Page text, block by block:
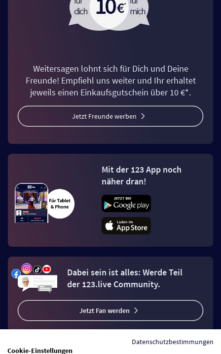
Weitersagen lohnt sich für Dich und Deine
Freunde! Empfiehl uns weiter und Ihr erhaltet
jeweils einen Einkaufsgutschein über 10 €*.
Jetzt Freunde werben
Mit der 123 App noch
näher dran!
Dabei sein ist alles: Werde Teil
der 123.live Community.
Jetzt Fan werden
Datenschutzbestimmungen
Cookie-Einstellungen